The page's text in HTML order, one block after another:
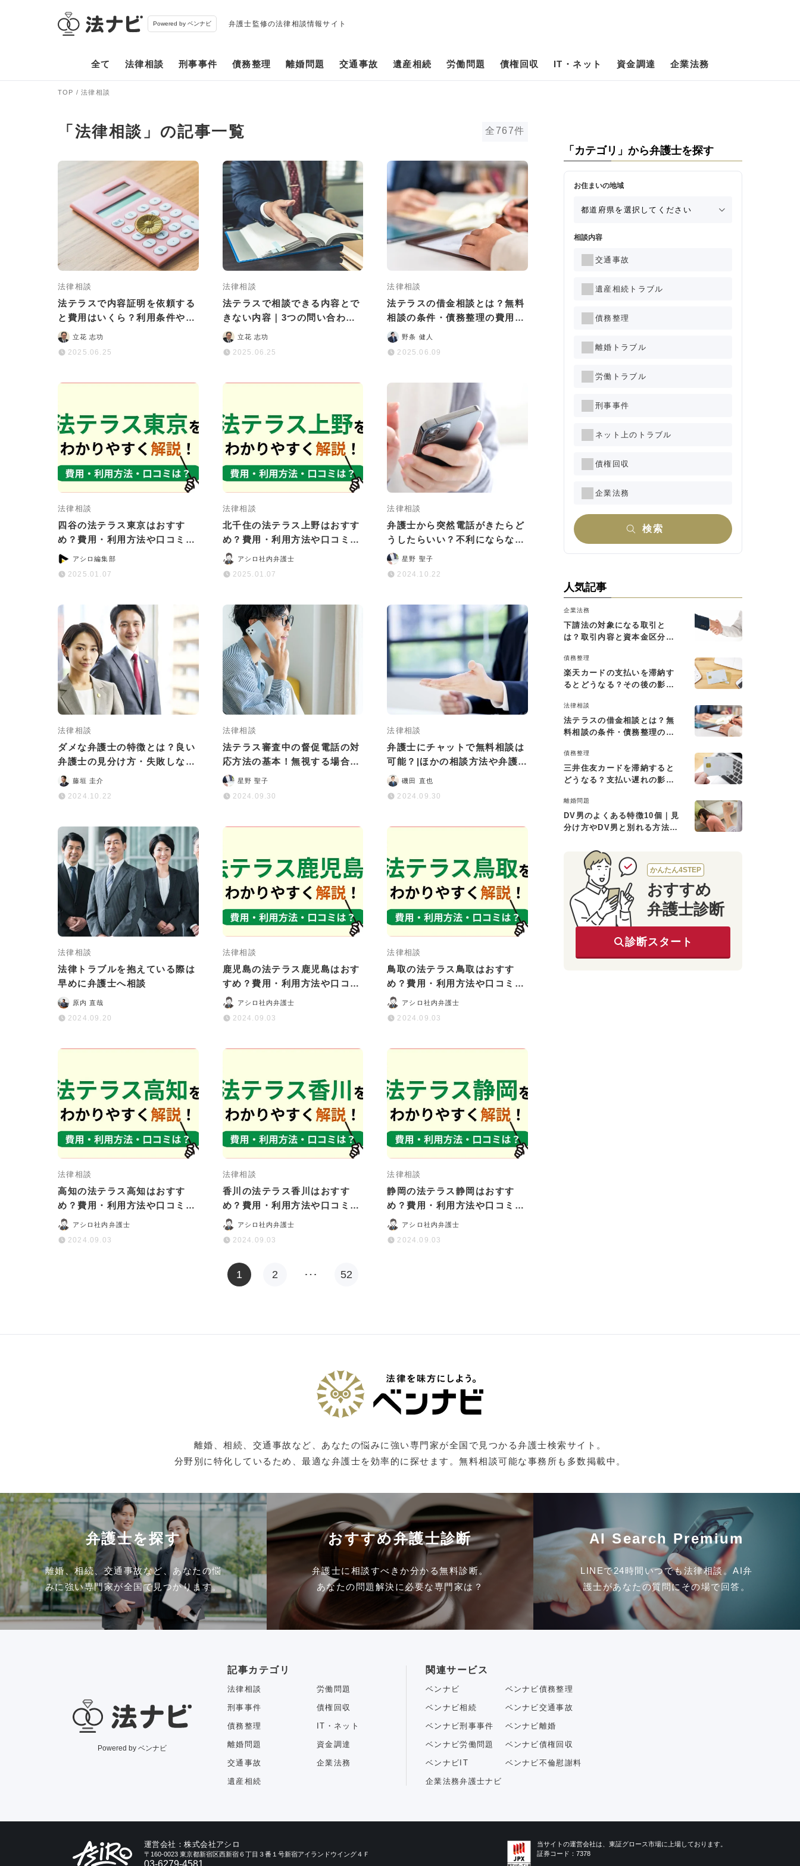
Powered by ベンナビ 弁護士監修の法律相談情報サイト
全て 法律相談 刑事事件 債務整理 離婚問題 交通事故 遺産相続 労働問題 債権回収 IT・ネット 資金調達 企業法務
TOP 法律相談
「法律相談」の記事一覧 全767件
法律相談
法テラスで内容証明を依頼する
と費用はいくら？利用条件や注
意点なども解説
立花 志功
2025.06.25
法律相談
法テラスで相談できる内容とで
きない内容｜3つの問い合わせ
方法も紹介
立花 志功
2025.06.25
法律相談
法テラスの借金相談とは？無料
相談の条件・債務整理の費用・
利用の流れを解説
野条 健人
2025.06.09
法律相談
四谷の法テラス東京はおすす
め？費用・利用方法や口コミ・
評判をわかりやすく解説
アシロ編集部
2025.01.07
法律相談
北千住の法テラス上野はおすす
め？費用・利用方法や口コミ・
評判をわかりやすく解説
アシロ社内弁護士
2025.01.07
法律相談
弁護士から突然電話がきたらど
うしたらいい？不利にならない
ための対処法を解説
星野 聖子
2024.10.22
法律相談
ダメな弁護士の特徴とは？良い
弁護士の見分け方・失敗しない
選び方も解説
藤垣 圭介
2024.10.22
法律相談
法テラス審査中の督促電話の対
応方法の基本！無視する場合の
リスクも解説
星野 聖子
2024.09.30
法律相談
弁護士にチャットで無料相談は
可能？|ほかの相談方法や弁護士
の効率的な探し方も解説
磯田 直也
2024.09.30
法律相談
法律トラブルを抱えている際は
早めに弁護士へ相談
原内 直哉
2024.09.20
法律相談
鹿児島の法テラス鹿児島はおす
すめ？費用・利用方法や口コ
ミ・評判をわかりやすく解説
アシロ社内弁護士
2024.09.03
法律相談
鳥取の法テラス鳥取はおすす
め？費用・利用方法や口コミ・
評判をわかりやすく解説
アシロ社内弁護士
2024.09.03
法律相談
高知の法テラス高知はおすす
め？費用・利用方法や口コミ・
評判をわかりやすく解説
アシロ社内弁護士
2024.09.03
法律相談
香川の法テラス香川はおすす
め？費用・利用方法や口コミ・
評判をわかりやすく解説
アシロ社内弁護士
2024.09.03
法律相談
静岡の法テラス静岡はおすす
め？費用・利用方法や口コミ・
評判をわかりやすく解説
アシロ社内弁護士
2024.09.03
1 2 … 52
「カテゴリ」から弁護士を探す
お住まいの地域
相談内容
交通事故
遺産相続トラブル
債務整理
離婚トラブル
労働トラブル
刑事事件
ネット上のトラブル
債権回収
企業法務
検索
人気記事
企業法務
下請法の対象になる取引と
は？取引内容と資本金区分に
債務整理
楽天カードの支払いを滞納す
るとどうなる？その後の影響
法律相談
法テラスの借金相談とは？無
料相談の条件・債務整理の費
債務整理
三井住友カードを滞納すると
どうなる？支払い遅れの影響
離婚問題
DV男のよくある特徴10個｜見
分け方やDV男と別れる方法も
かんたん4STEP
おすすめ
弁護士診断
診断スタート
離婚、相続、交通事故など、あなたの悩みに強い専門家が全国で見つかる弁護士検索サイト。
分野別に特化しているため、最適な弁護士を効率的に探せます。無料相談可能な事務所も多数掲載中。
弁護士を探す
離婚、相続、交通事故など、あなたの悩
みに強い専門家が全国で見つかります。
おすすめ弁護士診断
弁護士に相談すべきか分かる無料診断。
あなたの問題解決に必要な専門家は？
AI Search Premium
LINEで24時間いつでも法律相談。AI弁
護士があなたの質問にその場で回答。
Powered by ベンナビ
記事カテゴリ
法律相談 労働問題
刑事事件 債権回収
債務整理 IT・ネット
離婚問題 資金調達
交通事故 企業法務
遺産相続
関連サービス
ベンナビ ベンナビ債務整理
ベンナビ相続 ベンナビ交通事故
ベンナビ刑事事件 ベンナビ離婚
ベンナビ労働問題 ベンナビ債権回収
ベンナビIT ベンナビ不倫慰謝料
企業法務弁護士ナビ
運営会社：株式会社アシロ
〒160-0023 東京都新宿区西新宿６丁目３番１号新宿アイランドウイング４Ｆ
03-6279-4581
当サイトの運営会社は、東証グロース市場に上場しております。
証券コード：7378